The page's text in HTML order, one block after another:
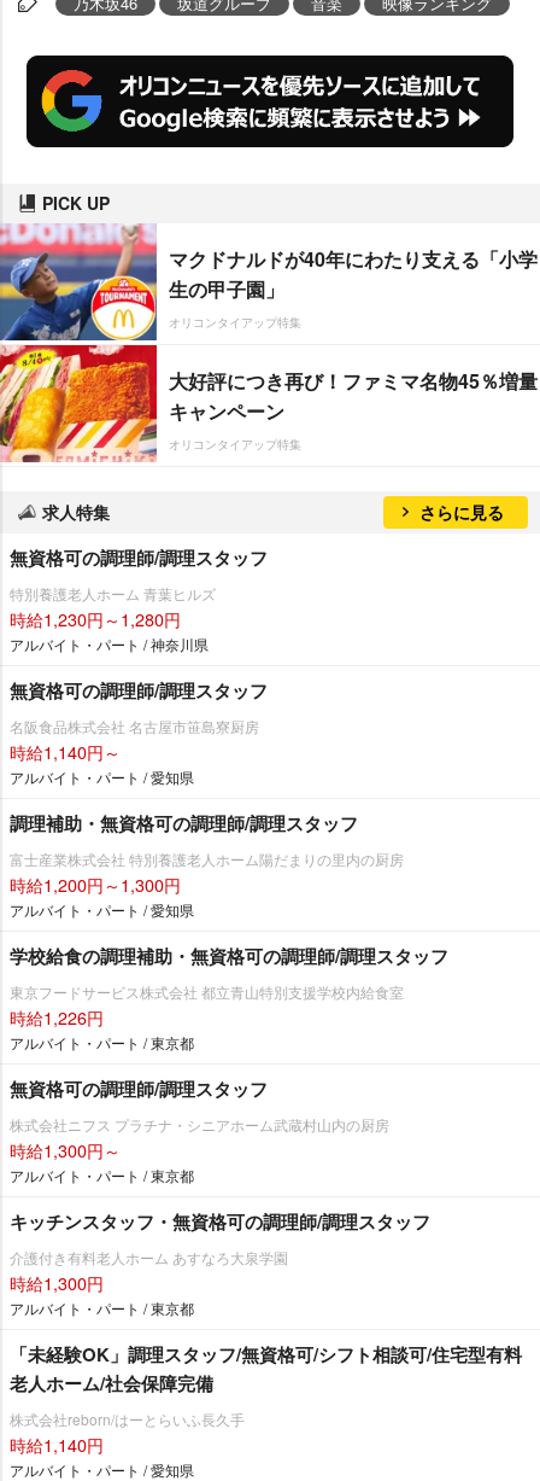
PICK UP
マクドナルドが40年にわたり支える「小学
生の甲子園」
オリコンタイアップ特集
大好評につき再び！ファミマ名物45％増量
キャンペーン
オリコンタイアップ特集
求人特集 さらに見る
無資格可の調理師/調理スタッフ
特別養護老人ホーム 青葉ヒルズ
時給1,230円～1,280円
アルバイト・パート / 神奈川県
無資格可の調理師/調理スタッフ
名阪食品株式会社 名古屋市笹島寮厨房
時給1,140円～
アルバイト・パート / 愛知県
調理補助・無資格可の調理師/調理スタッフ
富士産業株式会社 特別養護老人ホーム陽だまりの里内の厨房
時給1,200円～1,300円
アルバイト・パート / 愛知県
学校給食の調理補助・無資格可の調理師/調理スタッフ
東京フードサービス株式会社 都立青山特別支援学校内給食室
時給1,226円
アルバイト・パート / 東京都
無資格可の調理師/調理スタッフ
株式会社ニフス プラチナ・シニアホーム武蔵村山内の厨房
時給1,300円～
アルバイト・パート / 東京都
キッチンスタッフ・無資格可の調理師/調理スタッフ
介護付き有料老人ホーム あすなろ大泉学園
時給1,300円
アルバイト・パート / 東京都
「未経験OK」調理スタッフ/無資格可/シフト相談可/住宅型有料
老人ホーム/社会保障完備
株式会社reborn/はーとらいふ長久手
時給1,140円
アルバイト・パート / 愛知県